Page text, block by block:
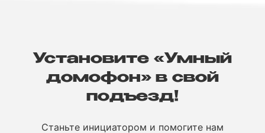
Установите «Умный
домофон» в свой
подъезд!
Станьте инициатором и помогите нам